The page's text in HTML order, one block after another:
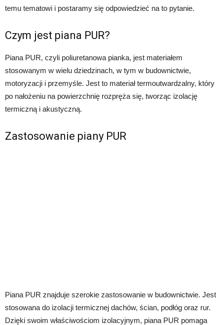
temu tematowi i postaramy się odpowiedzieć na to pytanie.
Czym jest piana PUR?
Piana PUR, czyli poliuretanowa pianka, jest materiałem
stosowanym w wielu dziedzinach, w tym w budownictwie,
motoryzacji i przemyśle. Jest to materiał termoutwardzalny, który
po nałożeniu na powierzchnię rozpręża się, tworząc izolację
termiczną i akustyczną.
Zastosowanie piany PUR
Piana PUR znajduje szerokie zastosowanie w budownictwie. Jest
stosowana do izolacji termicznej dachów, ścian, podłóg oraz rur.
Dzięki swoim właściwościom izolacyjnym, piana PUR pomaga